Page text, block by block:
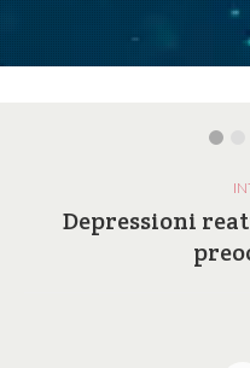
Depressioni